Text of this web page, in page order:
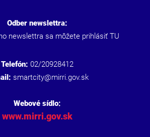
Odber newslettra:
newslettra sa môžete prihlásiť TU
Telefón: 02/20928412
smartcity@mirri.gov.sk
Webové sídlo:
www.mirri.gov.sk